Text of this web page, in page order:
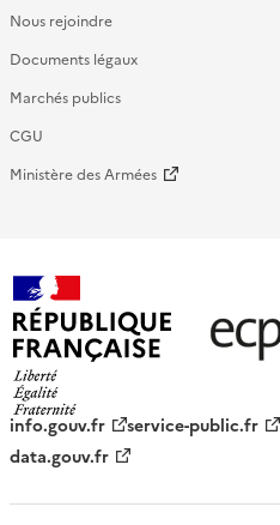
Nous rejoindre
Documents légaux
Marchés publics
CGU
Ministère des Armées
française - ECPAD
info.gouv.fr service-public.fr
data.gouv.fr